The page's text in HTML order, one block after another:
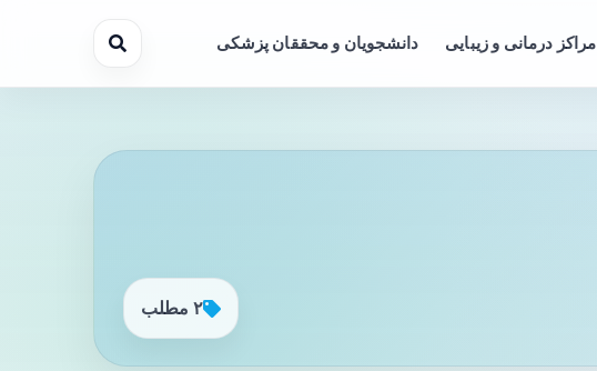
مراکز درمانی و زیبایی دانشجویان و محققان پزشکی
۲ مطلب